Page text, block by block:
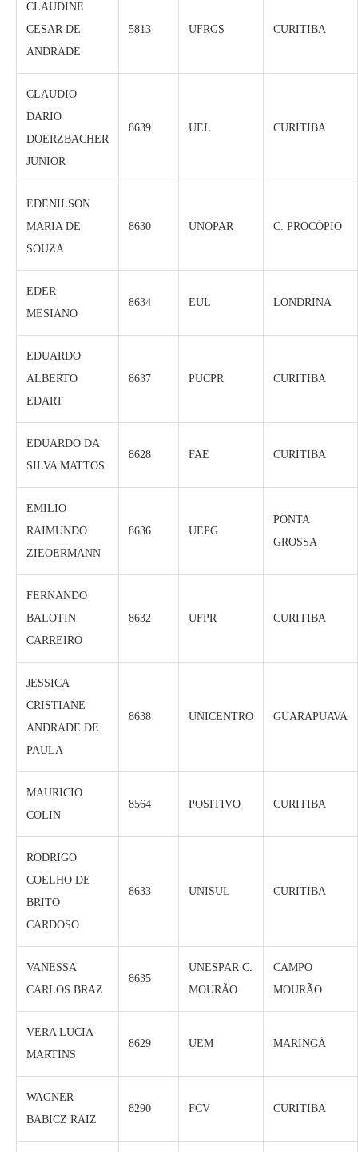
CLAUDINE
CESAR DE
ANDRADE
5813 UFRGS CURITIBA
CLAUDIO
DARIO
DOERZBACHER
JUNIOR
8639 UEL CURITIBA
EDENILSON
MARIA DE
SOUZA
8630 UNOPAR C. PROCÓPIO
EDER
MESIANO
8634 EUL LONDRINA
EDUARDO
ALBERTO
EDART
8637 PUCPR CURITIBA
EDUARDO DA
SILVA MATTOS
8628 FAE CURITIBA
EMILIO
RAIMUNDO
ZIEOERMANN
8636 UEPG
PONTA
GROSSA
FERNANDO
BALOTIN
CARREIRO
8632 UFPR CURITIBA
JESSICA
CRISTIANE
ANDRADE DE
PAULA
8638 UNICENTRO GUARAPUAVA
MAURICIO
COLIN
8564 POSITIVO CURITIBA
RODRIGO
COELHO DE
BRITO
CARDOSO
8633 UNISUL CURITIBA
VANESSA
CARLOS BRAZ
8635
UNESPAR C.
MOURÃO
CAMPO
MOURÃO
VERA LUCIA
MARTINS
8629 UEM MARINGÁ
WAGNER
BABICZ RAIZ
8290 FCV CURITIBA